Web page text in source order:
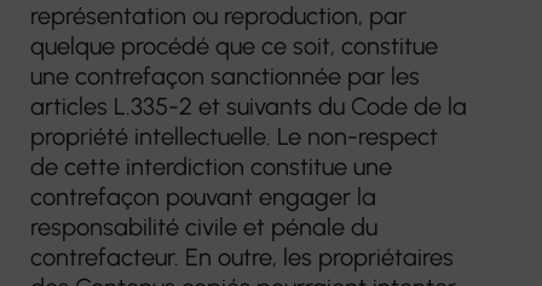
représentation ou reproduction, par
quelque procédé que ce soit, constitue
une contrefaçon sanctionnée par les
articles L.335-2 et suivants du Code de la
propriété intellectuelle. Le non-respect
de cette interdiction constitue une
contrefaçon pouvant engager la
responsabilité civile et pénale du
contrefacteur. En outre, les propriétaires